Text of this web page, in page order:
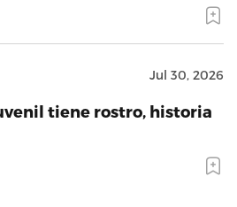
Jul 30, 2026
tiene rostro, historia